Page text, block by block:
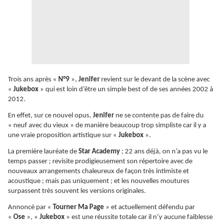
Trois ans après « N°9 », Jenifer revient sur le devant de la scène avec
« Jukebox » qui est loin d’être un simple best of de ses années 2002 à
2012.
En effet, sur ce nouvel opus, Jenifer ne se contente pas de faire du
« neuf avec du vieux » de manière beaucoup trop simpliste car il y a
une vraie proposition artistique sur « Jukebox ».
La première lauréate de Star Academy ; 22 ans déjà, on n’a pas vu le
temps passer ; revisite prodigieusement son répertoire avec de
nouveaux arrangements chaleureux de façon très intimiste et
acoustique ; mais pas uniquement ; et les nouvelles moutures
surpassent très souvent les versions originales.
Annoncé par « Tourner Ma Page » et actuellement défendu par
« Ose », « Jukebox » est une réussite totale car il n’y aucune faiblesse